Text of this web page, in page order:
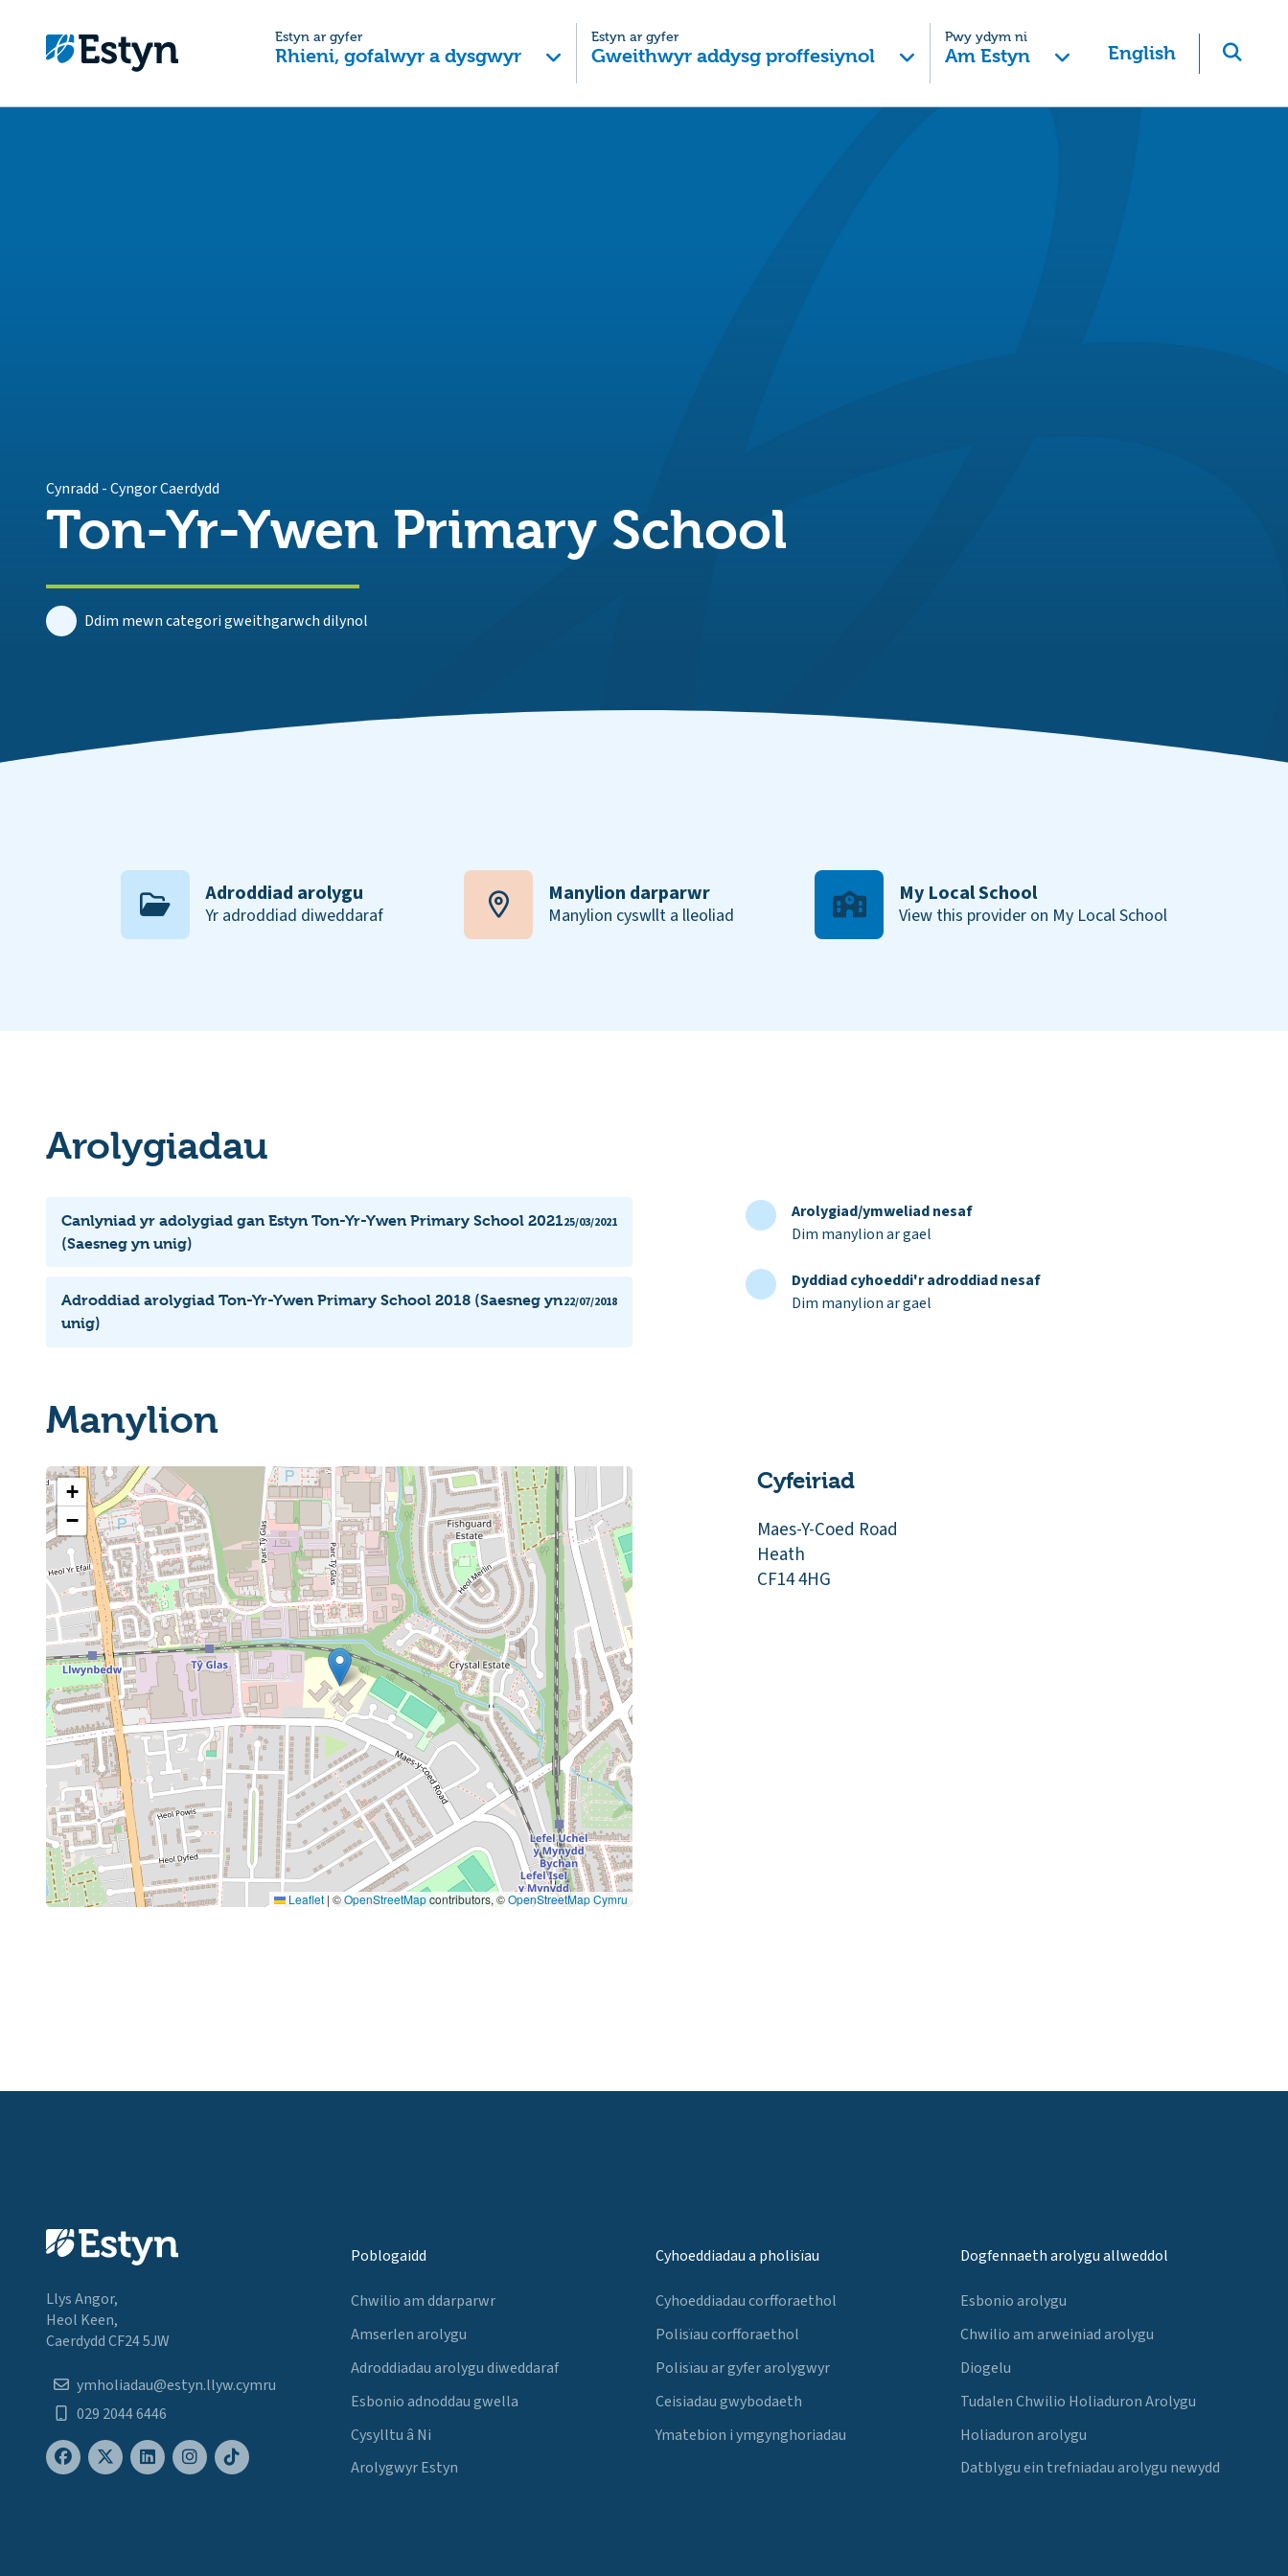
Estyn ar gyfer
Rhieni, gofalwyr a dysgwyr
Estyn ar gyfer
Gweithwyr addysg proffesiynol
Pwy ydym ni
Am Estyn English
Cynradd -Cyngor Caerdydd
Ton-Yr-Ywen Primary School
Ddim mewn categori gweithgarwch dilynol
Adroddiad arolygu
Yr adroddiad diweddaraf
Manylion darparwr
Manylion cyswllt a lleoliad
My Local School
View this provider on My Local School
Arolygiadau
Canlyniad yr adolygiad gan Estyn Ton-Yr-Ywen Primary School 2021
(Saesneg yn unig)
25/03/2021
Adroddiad arolygiad Ton-Yr-Ywen Primary School 2018 (Saesneg yn
unig)
22/07/2018
Arolygiad/ymweliad nesaf
Dim manylion ar gael
Dyddiad cyhoeddi'r adroddiad nesaf
Dim manylion ar gael
Manylion
+
−
Leaflet | ©OpenStreetMapcontributors, ©OpenStreetMap Cymru
Cyfeiriad
Maes-Y-Coed Road
Heath
CF14 4HG
Llys Angor,
Heol Keen,
Caerdydd CF24 5JW
ymholiadau@estyn.llyw.cymru
029 2044 6446
Poblogaidd
Chwilio am ddarparwr
Amserlen arolygu
Adroddiadau arolygu diweddaraf
Esbonio adnoddau gwella
Cysylltu â Ni
Arolygwyr Estyn
Cyhoeddiadau a pholisïau
Cyhoeddiadau corfforaethol
Polisïau corfforaethol
Polisïau ar gyfer arolygwyr
Ceisiadau gwybodaeth
Ymatebion i ymgynghoriadau
Dogfennaeth arolygu allweddol
Esbonio arolygu
Chwilio am arweiniad arolygu
Diogelu
Tudalen Chwilio Holiaduron Arolygu
Holiaduron arolygu
Datblygu ein trefniadau arolygu newydd